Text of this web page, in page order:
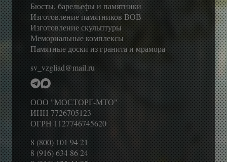
Бюсты, барельефы и памятники
Изготовление памятников ВОВ
Изготовление скульптуры
Мемориальные комплексы
Памятные доски из гранита и мрамора
sv_vzgliad@mail.ru
ООО "МОСТОРГ-МТО"
ИНН 7726705123
ОГРН 1127746745620
8 (800) 101 94 21
8 (916) 634 86 24